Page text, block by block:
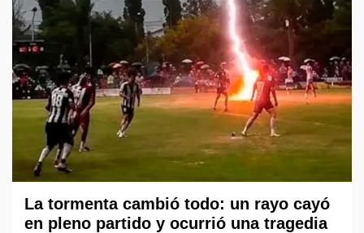
La tormenta cambió todo: un rayo cayó
en pleno partido y ocurrió una tragedia